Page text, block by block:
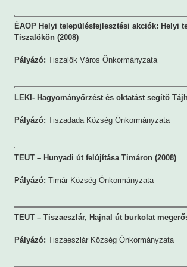
ÉAOP Helyi településfejlesztési akciók: Helyi
Tiszalökön (2008)
Pályázó: Tiszalök Város Önkormányzata
LEKI- Hagyományőrzést és oktatást segítő
Pályázó: Tiszadada Község Önkormányzata
TEUT – Hunyadi út felújítása Timáron (2008)
Pályázó: Timár Község Önkormányzata
TEUT – Tiszaeszlár, Hajnal út burkolat
Pályázó: Tiszaeszlár Község Önkormányzata